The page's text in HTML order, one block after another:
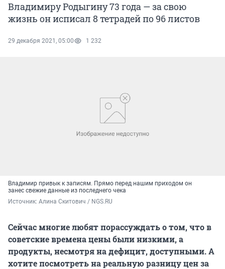
Владимиру Родыгину 73 года — за свою
жизнь он исписал 8 тетрадей по 96 листов
29 декабря 2021, 05:00 1 232
Владимир привык к записям. Прямо перед нашим приходом он
занес свежие данные из последнего чека
Источник: Алина Скитович / NGS.RU
Сейчас многие любят порассуждать о том, что в
советские времена цены были низкими, а
продукты, несмотря на дефицит, доступными. А
хотите посмотреть на реальную разницу цен за